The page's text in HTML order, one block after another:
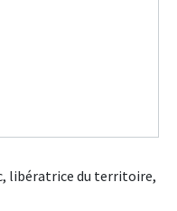
libératrice du territoire,